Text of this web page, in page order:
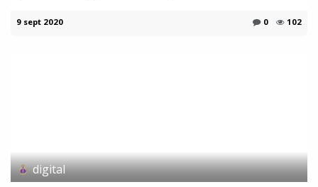
9 sept 2020 0 102
digital